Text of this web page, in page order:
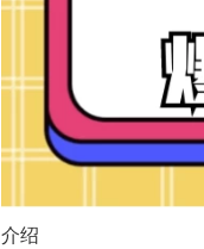
介绍